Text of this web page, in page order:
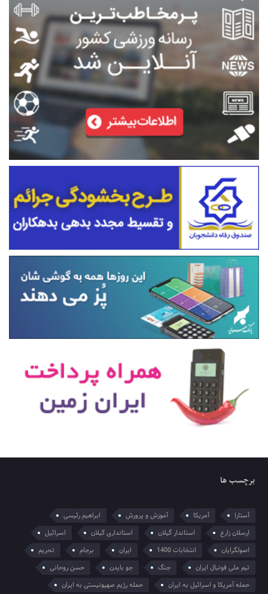
برچسب ها
آستارا آمریکا آموزش و پرورش
ابراهیم رئیسی
ارسلان زارع
استاندار گیلان استانداری گیلان
اسرائیل
اصولگرایان
انتخابات 1400 ایران برجام
تحریم
تیم ملی فوتبال ایران
جنگ جو بایدن
حسن روحانی
حمله آمریکا و اسرائیل به ایران
حمله رژیم صهیونیستی به ایران